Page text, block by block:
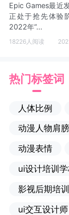
Epic Games最近
正处于抢先体验
2022年”...
18226人阅读
热门标签词
人体比例
动漫人物肩
动漫表情
ui设计培训
影视后期培
ui交互设计师